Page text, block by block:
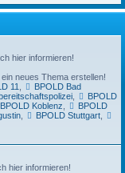
hier informieren!
ein neues Thema erstellen!
11
BPOLD Bad
,
BPOLD
BPOLD Koblenz
BPOLD
, BPOLD Stuttgart,
hier informieren!